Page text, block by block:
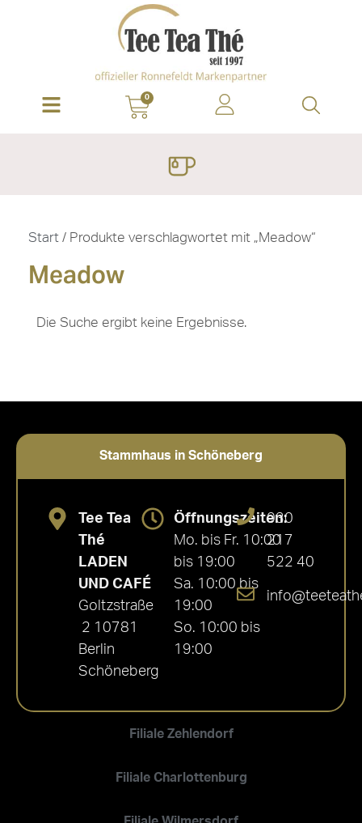
0
Start / Produkte verschlagwortet mit „Meadow“
Meadow
Die Suche ergibt keine Ergebnisse.
Stammhaus in Schöneberg
Filiale Zehlendorf
Filiale Charlottenburg
Tee Tea
Thé
LADEN
UND CAFÉ
Goltzstraße
2 10781
Berlin
Schöneberg
Öffnungszeiten:
Mo. bis Fr. 10:00
bis 19:00
Sa. 10:00 bis
19:00
So. 10:00 bis
19:00
030
217
522 40